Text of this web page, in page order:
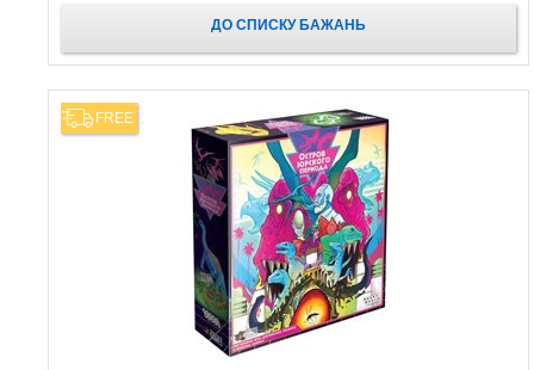
ДО СПИСКУ БАЖАНЬ
FREE